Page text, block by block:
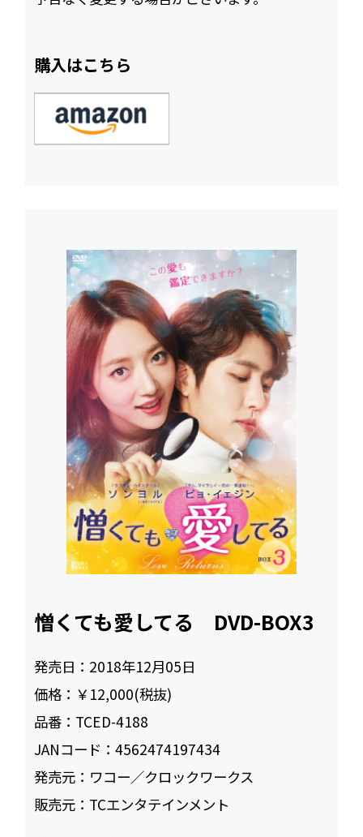
購入はこちら
憎くても愛してる DVD-BOX3
発売日： 2018年12月05日
価格： ￥12,000(税抜)
品番： TCED-4188
JANコード：4562474197434
発売元： ワコー／クロックワークス
販売元： TCエンタテインメント